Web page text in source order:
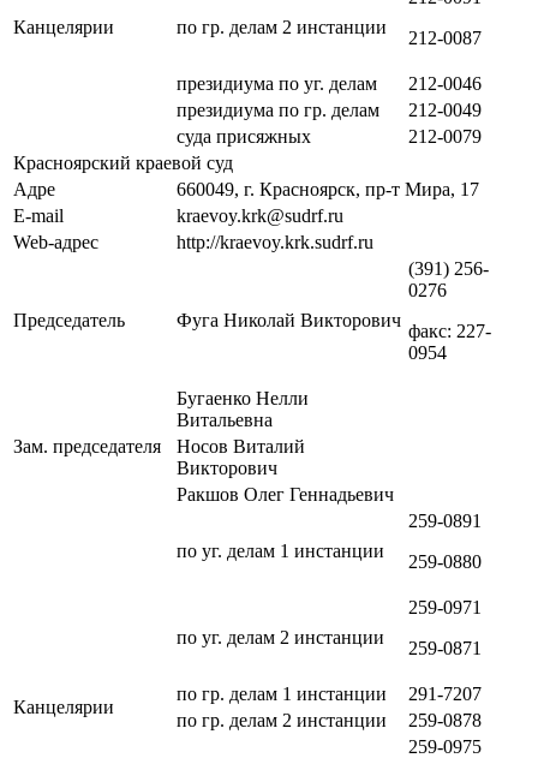
Канцелярии по гр. делам 2 инстанции
212-0087
президиума по уг. делам
212-0046
президиума по гр. делам
212-0049
суда присяжных
212-0079
Красноярский краевой суд
Адре
660049, г. Красноярск, пр-т Мира, 17
E-mail
kraevoy.krk@sudrf.ru
Web-адрес
http://kraevoy.krk.sudrf.ru
Председатель Фуга Николай Викторович
(391) 256-
0276
факс: 227-
0954
Зам. председателя
Бугаенко Нелли
Витальевна
Носов Виталий
Викторович
Ракшов Олег Геннадьевич
Канцелярии
по уг. делам 1 инстанции
259-0891
259-0880
по уг. делам 2 инстанции
259-0971
259-0871
по гр. делам 1 инстанции
291-7207
по гр. делам 2 инстанции
259-0878
259-0975